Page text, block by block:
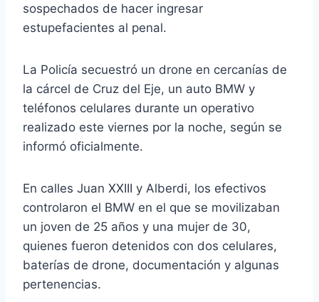
sospechados de hacer ingresar
estupefacientes al penal.
La Policía secuestró un drone en cercanías de
la cárcel de Cruz del Eje, un auto BMW y
teléfonos celulares durante un operativo
realizado este viernes por la noche, según se
informó oficialmente.
En calles Juan XXIII y Alberdi, los efectivos
controlaron el BMW en el que se movilizaban
un joven de 25 años y una mujer de 30,
quienes fueron detenidos con dos celulares,
baterías de drone, documentación y algunas
pertenencias.